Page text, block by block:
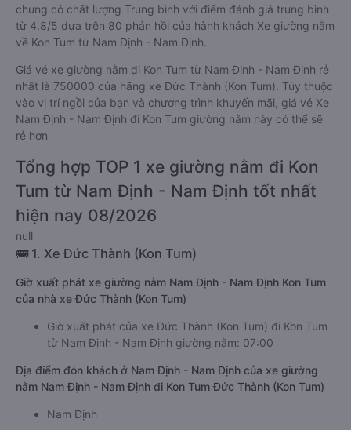
chung có chất lượng Trung bình với điểm đánh giá trung bình
từ 4.8/5 dựa trên 80 phản hồi của hành khách Xe giường nằm
về Kon Tum từ Nam Định - Nam Định.
Giá vé xe giường nằm đi Kon Tum từ Nam Định - Nam Định rẻ
nhất là 750000 của hãng xe Đức Thành (Kon Tum). Tùy thuộc
vào vị trí ngồi của bạn và chương trình khuyến mãi, giá vé Xe
Nam Định - Nam Định đi Kon Tum giường nằm này có thể sẽ
rẻ hơn
Tổng hợp TOP 1 xe giường nằm đi Kon
Tum từ Nam Định - Nam Định tốt nhất
hiện nay 08/2026
null
🚌 1. Xe Đức Thành (Kon Tum)
Giờ xuất phát xe giường nằm Nam Định - Nam Định Kon Tum
của nhà xe Đức Thành (Kon Tum)
Giờ xuất phát của xe Đức Thành (Kon Tum) đi Kon Tum
từ Nam Định - Nam Định giường nằm: 07:00
Địa điểm đón khách ở Nam Định - Nam Định của xe giường
nằm Nam Định - Nam Định đi Kon Tum Đức Thành (Kon Tum)
Nam Định